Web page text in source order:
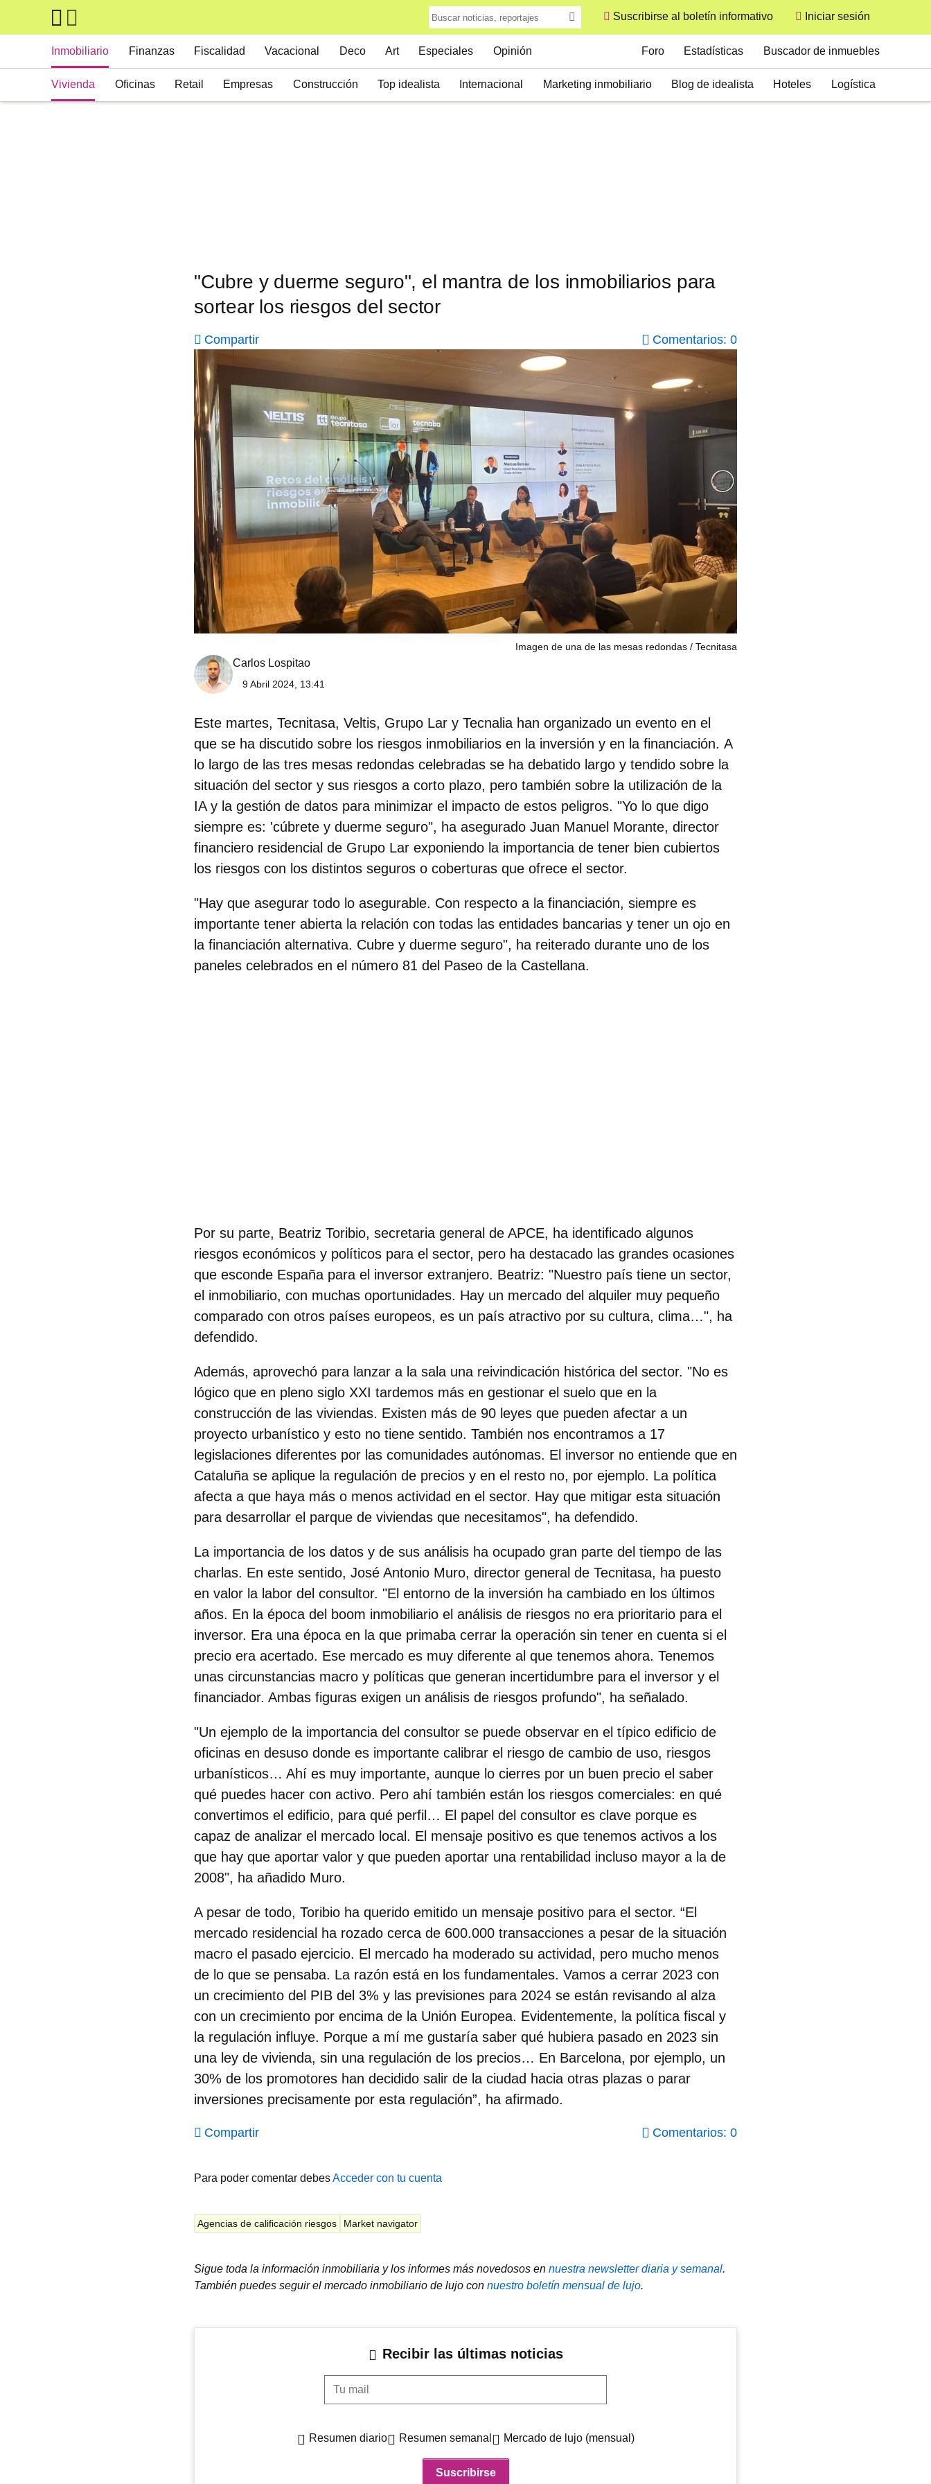
Skip to main content
Suscribirse al boletín informativo
User
Iniciar sesión
Inmobiliario
Vivienda Oficinas Retail Empresas Construcción Top idealista Internacional Marketing inmobiliario Blog de idealista Hoteles Logística
Finanzas Fiscalidad Vacacional Deco Art Especiales Opinión Foro Estadísticas Buscador de inmuebles
"Cubre y duerme seguro", el mantra de los inmobiliarios para
sortear los riesgos del sector
Compartir Comentarios: 0
Imagen de una de las mesas redondas Tecnitasa
Carlos Lospitao
9 Abril 2024, 13:41
Este martes, Tecnitasa, Veltis, Grupo Lar y Tecnalia han organizado un evento en el
que se ha discutido sobre los riesgos inmobiliarios en la inversión y en la financiación. A
lo largo de las tres mesas redondas celebradas se ha debatido largo y tendido sobre la
situación del sector y sus riesgos a corto plazo, pero también sobre la utilización de la
IA y la gestión de datos para minimizar el impacto de estos peligros. "Yo lo que digo
siempre es: 'cúbrete y duerme seguro", ha asegurado Juan Manuel Morante, director
financiero residencial de Grupo Lar exponiendo la importancia de tener bien cubiertos
los riesgos con los distintos seguros o coberturas que ofrece el sector.
"Hay que asegurar todo lo asegurable. Con respecto a la financiación, siempre es
importante tener abierta la relación con todas las entidades bancarias y tener un ojo en
la financiación alternativa. Cubre y duerme seguro", ha reiterado durante uno de los
paneles celebrados en el número 81 del Paseo de la Castellana.
Por su parte, Beatriz Toribio, secretaria general de APCE, ha identificado algunos
riesgos económicos y políticos para el sector, pero ha destacado las grandes ocasiones
que esconde España para el inversor extranjero. Beatriz: "Nuestro país tiene un sector,
el inmobiliario, con muchas oportunidades. Hay un mercado del alquiler muy pequeño
comparado con otros países europeos, es un país atractivo por su cultura, clima…", ha
defendido.
Además, aprovechó para lanzar a la sala una reivindicación histórica del sector. "No es
lógico que en pleno siglo XXI tardemos más en gestionar el suelo que en la
construcción de las viviendas. Existen más de 90 leyes que pueden afectar a un
proyecto urbanístico y esto no tiene sentido. También nos encontramos a 17
legislaciones diferentes por las comunidades autónomas. El inversor no entiende que en
Cataluña se aplique la regulación de precios y en el resto no, por ejemplo. La política
afecta a que haya más o menos actividad en el sector. Hay que mitigar esta situación
para desarrollar el parque de viviendas que necesitamos", ha defendido.
La importancia de los datos y de sus análisis ha ocupado gran parte del tiempo de las
charlas. En este sentido, José Antonio Muro, director general de Tecnitasa, ha puesto
en valor la labor del consultor. "El entorno de la inversión ha cambiado en los últimos
años. En la época del boom inmobiliario el análisis de riesgos no era prioritario para el
inversor. Era una época en la que primaba cerrar la operación sin tener en cuenta si el
precio era acertado. Ese mercado es muy diferente al que tenemos ahora. Tenemos
unas circunstancias macro y políticas que generan incertidumbre para el inversor y el
financiador. Ambas figuras exigen un análisis de riesgos profundo", ha señalado.
"Un ejemplo de la importancia del consultor se puede observar en el típico edificio de
oficinas en desuso donde es importante calibrar el riesgo de cambio de uso, riesgos
urbanísticos… Ahí es muy importante, aunque lo cierres por un buen precio el saber
qué puedes hacer con activo. Pero ahí también están los riesgos comerciales: en qué
convertimos el edificio, para qué perfil… El papel del consultor es clave porque es
capaz de analizar el mercado local. El mensaje positivo es que tenemos activos a los
que hay que aportar valor y que pueden aportar una rentabilidad incluso mayor a la de
2008", ha añadido Muro.
A pesar de todo, Toribio ha querido emitido un mensaje positivo para el sector. “El
mercado residencial ha rozado cerca de 600.000 transacciones a pesar de la situación
macro el pasado ejercicio. El mercado ha moderado su actividad, pero mucho menos
de lo que se pensaba. La razón está en los fundamentales. Vamos a cerrar 2023 con
un crecimiento del PIB del 3% y las previsiones para 2024 se están revisando al alza
con un crecimiento por encima de la Unión Europea. Evidentemente, la política fiscal y
la regulación influye. Porque a mí me gustaría saber qué hubiera pasado en 2023 sin
una ley de vivienda, sin una regulación de los precios… En Barcelona, por ejemplo, un
30% de los promotores han decidido salir de la ciudad hacia otras plazas o parar
inversiones precisamente por esta regulación”, ha afirmado.
Compartir Comentarios: 0
Para poder comentar debesAcceder con tu cuenta
Agencias de calificación riesgos Market navigator
Sigue toda la información inmobiliaria y los informes más novedosos en nuestra newsletter diaria y semanal.
También puedes seguir el mercado inmobiliario de lujo con nuestro boletín mensual de lujo.
Recibir las últimas noticias
Tu mail
Resumen diario Resumen semanal Mercado de lujo (mensual)